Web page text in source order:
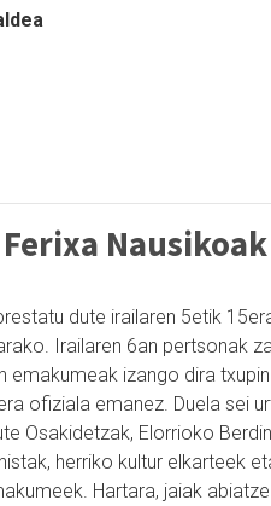
Nausikoak
dute irailaren 5etik
Irailaren 6an pertsonak
emakumeak izango dira
ofiziala emanez. Duela sei
Osakidetzak, Elorrioko
herriko kultur elkarteek
Hartara, jaiak